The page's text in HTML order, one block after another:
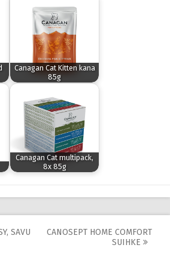
Canagan Cat Kitten kana
85g
Canagan Cat multipack,
8x 85g
SAVU
CANOSEPT HOME COMFORT
SUIHKE